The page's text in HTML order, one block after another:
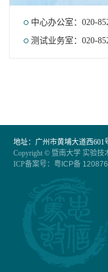
中心办公室：020-
测试业务室：020-
地址：广州市黄埔大道西601
Copyright © 暨南大学 实验技
ICP备案号： 粤ICP备